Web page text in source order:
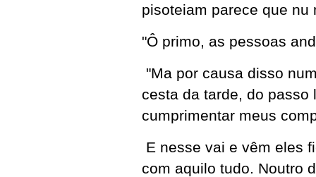
pisoteiam parece que nu
"Ô primo, as pessoas
"Ma por causa disso
cesta da tarde, do passo
cumprimentar meus
E nesse vai e vêm eles
com aquilo tudo. Noutro